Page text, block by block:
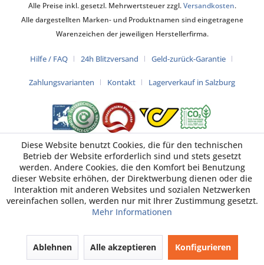
Alle Preise inkl. gesetzl. Mehrwertsteuer zzgl.Versandkosten.
Alle dargestellten Marken- und Produktnamen sind eingetragene
Warenzeichen der jeweiligen Herstellerfirma.
Hilfe / FAQ 24h Blitzversand Geld-zurück-Garantie
Zahlungsvarianten Kontakt Lagerverkauf in Salzburg
Diese Website benutzt Cookies, die für den technischen
Betrieb der Website erforderlich sind und stets gesetzt
werden. Andere Cookies, die den Komfort bei Benutzung
dieser Website erhöhen, der Direktwerbung dienen oder die
Interaktion mit anderen Websites und sozialen Netzwerken
vereinfachen sollen, werden nur mit Ihrer Zustimmung gesetzt.
Mehr Informationen
Ablehnen Alle akzeptieren Konfigurieren